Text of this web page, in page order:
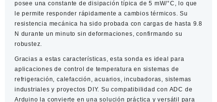
posee una constante de disipación típica de 5 mW/°C, lo que
le permite responder rápidamente a cambios térmicos. Su
resistencia mecánica ha sido probada con cargas de hasta 9.8
N durante un minuto sin deformaciones, confirmando su
robustez.
Gracias a estas características, esta sonda es ideal para
aplicaciones de control de temperatura en sistemas de
refrigeración, calefacción, acuarios, incubadoras, sistemas
industriales y proyectos DIY. Su compatibilidad con ADC de
Arduino la convierte en una solución práctica y versátil para